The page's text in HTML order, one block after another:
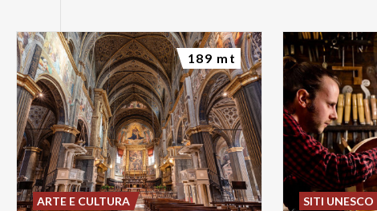
ARTE E CULTURA
189 mt
SITI UNESCO